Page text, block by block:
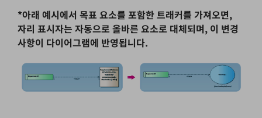
*아래 예시에서 목표 요소를 포함한 트래커를 가져오면,
자리 표시자는 자동으로 올바른 요소로 대체되며, 이 변경
사항이 다이어그램에 반영됩니다.